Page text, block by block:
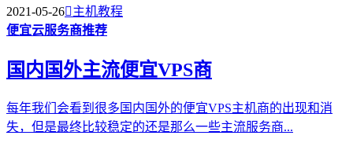
2021-05-26主机教程
便宜云服务商推荐
国内国外主流便宜VPS商
每年我们会看到很多国内国外的便宜VPS主机商的出现和消
失，但是最终比较稳定的还是那么一些主流服务商...